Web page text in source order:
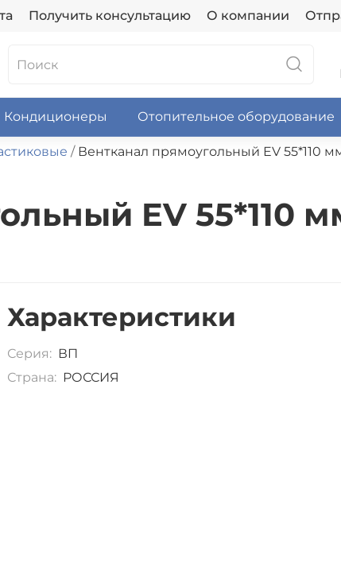
Получить консультацию О компании
Кондиционеры Отопительное оборудование
Вентканал прямоугольный EV 55*110
EV 55*110
Характеристики
Серия: ВП
Страна: РОССИЯ